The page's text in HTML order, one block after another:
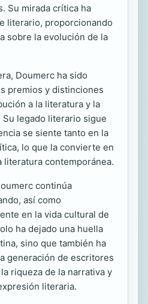
Su mirada crítica ha
literario, proporcionando
sobre la evolución de la
Doumerc ha sido
premios y distinciones
a la literatura y la
legado literario sigue
se siente tanto en la
lo que la convierte en
literatura contemporánea.
continúa
así como
en la vida cultural de
ha dejado una huella
sino que también ha
generación de escritores
riqueza de la narrativa y
literaria.